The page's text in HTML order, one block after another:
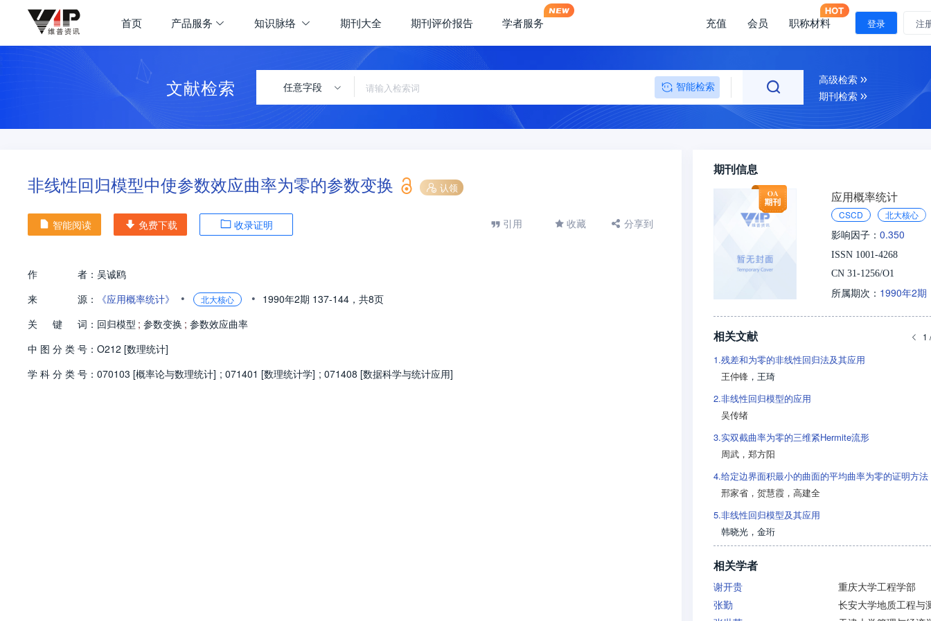
首页 产品服务 知识脉络 期刊大全 期刊评价报告 学者服务 充值 会员 职称材料 登录 注
文献检索 任意字段 智能检索
高级检索
期刊检索
非线性回归模型中使参数效应曲率为零的参数变换 认领
智能阅读 免费下载 收录证明 引用 收藏 分享到
作 者： 吴诚鸥
来
源： 《应用概率统计》 • 北大核心 • 1990年2期 137-144， 共8页
关
键 词： 回归模型 ; 参数变换 ; 参数效应曲率
中 图 分 类 号： O212 [数理统计]
学 科 分 类 号： 070103 [概率论与数理统计] ; 071401 [数理统计学] ; 071408 [数据科学与统计应用]
期刊信息
应用概率统计
CSCD 北大核心
影响因子： 0.350
ISSN 1001-4268
CN 31-1256/O1
所属期次： 1990年2期
相关文献 1
1.残差和为零的非线性回归法及其应用
王仲锋 ， 王琦
2.非线性回归模型的应用
吴传绪
3.实双截曲率为零的三维紧Hermite流形
周武 ， 郑方阳
4.给定边界面积最小的曲面的平均曲率为零的证明方法
邢家省 ， 贺慧霞 ， 高建全
5.非线性回归模型及其应用
韩晓光 ， 金珩
相关学者
谢开贵
重庆大学工程学部
张勤